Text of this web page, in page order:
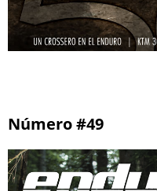
Número #49